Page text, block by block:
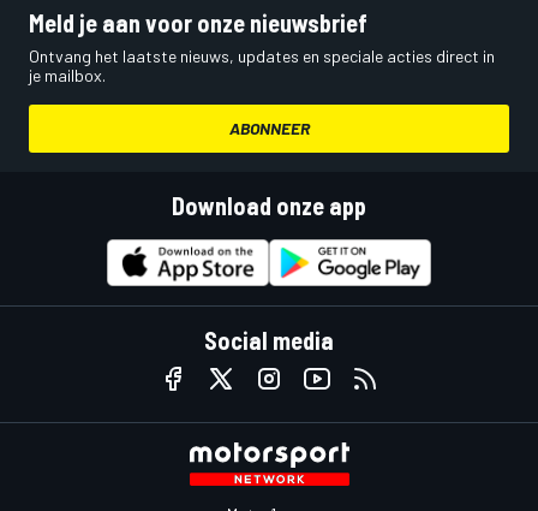
Meld je aan voor onze nieuwsbrief
Ontvang het laatste nieuws, updates en speciale acties direct in
je mailbox.
ABONNEER
Download onze app
Social media